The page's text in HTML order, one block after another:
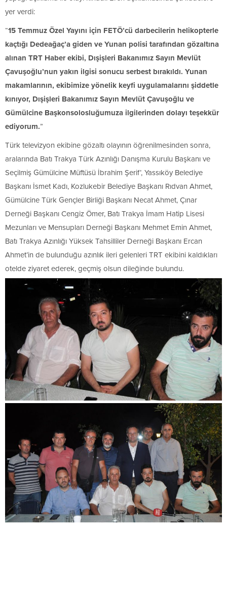
yer verdi:
“15 Temmuz Özel Yayını için FETÖ’cü darbecilerin helikopterle
kaçtığı Dedeağaç’a giden ve Yunan polisi tarafından gözaltına
alınan TRT Haber ekibi, Dışişleri Bakanımız Sayın Mevlüt
Çavuşoğlu’nun yakın ilgisi sonucu serbest bırakıldı. Yunan
makamlarının, ekibimize yönelik keyfi uygulamalarını şiddetle
kınıyor, Dışişleri Bakanımız Sayın Mevlüt Çavuşoğlu ve
Gümülcine Başkonsolosluğumuza ilgilerinden dolayı teşekkür
ediyorum.”
Türk televizyon ekibine gözaltı olayının öğrenilmesinden sonra,
aralarında Batı Trakya Türk Azınlığı Danışma Kurulu Başkanı ve
Seçilmiş Gümülcine Müftüsü İbrahim Şerif’, Yassıköy Belediye
Başkanı İsmet Kadı, Kozlukebir Belediye Başkanı Rıdvan Ahmet,
Gümülcine Türk Gençler Birliği Başkanı Necat Ahmet, Çınar
Derneği Başkanı Cengiz Ömer, Batı Trakya İmam Hatip Lisesi
Mezunları ve Mensupları Derneği Başkanı Mehmet Emin Ahmet,
Batı Trakya Azınlığı Yüksek Tahsilliler Derneği Başkanı Ercan
Ahmet’in de bulunduğu azınlık ileri gelenleri TRT ekibini kaldıkları
otelde ziyaret ederek, geçmiş olsun dileğinde bulundu.